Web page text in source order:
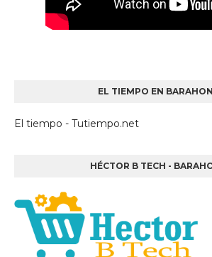
EL TIEMPO EN
El tiempo - Tutiempo.net
HÉCTOR B TECH -